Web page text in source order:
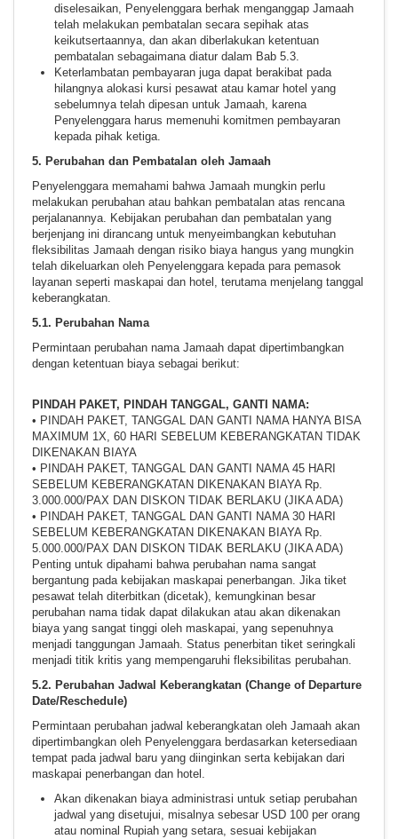
diselesaikan, Penyelenggara berhak menganggap Jamaah
telah melakukan pembatalan secara sepihak atas
keikutsertaannya, dan akan diberlakukan ketentuan
pembatalan sebagaimana diatur dalam Bab 5.3.
Keterlambatan pembayaran juga dapat berakibat pada
hilangnya alokasi kursi pesawat atau kamar hotel yang
sebelumnya telah dipesan untuk Jamaah, karena
Penyelenggara harus memenuhi komitmen pembayaran
kepada pihak ketiga.
5. Perubahan dan Pembatalan oleh Jamaah
Penyelenggara memahami bahwa Jamaah mungkin perlu
melakukan perubahan atau bahkan pembatalan atas rencana
perjalanannya. Kebijakan perubahan dan pembatalan yang
berjenjang ini dirancang untuk menyeimbangkan kebutuhan
fleksibilitas Jamaah dengan risiko biaya hangus yang mungkin
telah dikeluarkan oleh Penyelenggara kepada para pemasok
layanan seperti maskapai dan hotel, terutama menjelang tanggal
keberangkatan.
5.1. Perubahan Nama
Permintaan perubahan nama Jamaah dapat dipertimbangkan
dengan ketentuan biaya sebagai berikut:
PINDAH PAKET, PINDAH TANGGAL, GANTI NAMA:
• PINDAH PAKET, TANGGAL DAN GANTI NAMA HANYA BISA
MAXIMUM 1X, 60 HARI SEBELUM KEBERANGKATAN TIDAK
DIKENAKAN BIAYA
• PINDAH PAKET, TANGGAL DAN GANTI NAMA 45 HARI
SEBELUM KEBERANGKATAN DIKENAKAN BIAYA Rp.
3.000.000/PAX DAN DISKON TIDAK BERLAKU (JIKA ADA)
• PINDAH PAKET, TANGGAL DAN GANTI NAMA 30 HARI
SEBELUM KEBERANGKATAN DIKENAKAN BIAYA Rp.
5.000.000/PAX DAN DISKON TIDAK BERLAKU (JIKA ADA)
Penting untuk dipahami bahwa perubahan nama sangat
bergantung pada kebijakan maskapai penerbangan. Jika tiket
pesawat telah diterbitkan (dicetak), kemungkinan besar
perubahan nama tidak dapat dilakukan atau akan dikenakan
biaya yang sangat tinggi oleh maskapai, yang sepenuhnya
menjadi tanggungan Jamaah. Status penerbitan tiket seringkali
menjadi titik kritis yang mempengaruhi fleksibilitas perubahan.
5.2. Perubahan Jadwal Keberangkatan (Change of Departure
Date/Reschedule)
Permintaan perubahan jadwal keberangkatan oleh Jamaah akan
dipertimbangkan oleh Penyelenggara berdasarkan ketersediaan
tempat pada jadwal baru yang diinginkan serta kebijakan dari
maskapai penerbangan dan hotel.
Akan dikenakan biaya administrasi untuk setiap perubahan
jadwal yang disetujui, misalnya sebesar USD 100 per orang
atau nominal Rupiah yang setara, sesuai kebijakan